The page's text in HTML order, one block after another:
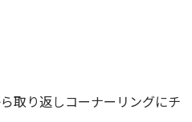
取り返しコーナーリングにチ